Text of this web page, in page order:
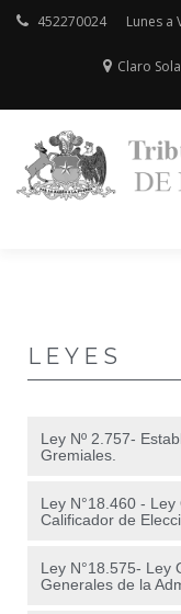
452270024 Lunes a
Claro
LEYES
Ley Nº 2.757-
Gremiales.
Ley N°18.460 -
Calificador de
Ley N°18.575- Ley
Generales de la